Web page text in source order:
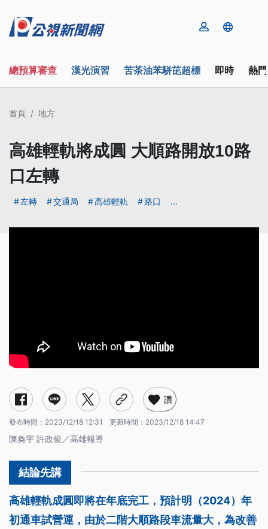
總預算審查 漢光演習 苦茶油苯駢芘超標 即時 熱
首頁 地方
高雄輕軌將成圓 大順路開放10路
口左轉
左轉 交通局 高雄輕軌 路口 ...
讚
發布時間： 2023/12/18 12:31 更新時間： 2023/12/18 14:47
陳奐宇 許政俊／高雄報導
高雄輕軌成圓即將在年底完工，預計明（2024）年
初通車試營運，由於二階大順路段車流量大，為改善